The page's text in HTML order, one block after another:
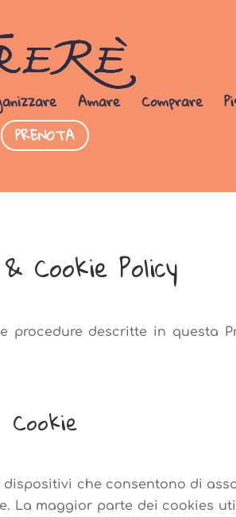
Amare Comprare
PRENOTA
Cookie Policy
procedure descritte in questa
Cookie
dispositivi che consentono di
La maggior parte dei cookies